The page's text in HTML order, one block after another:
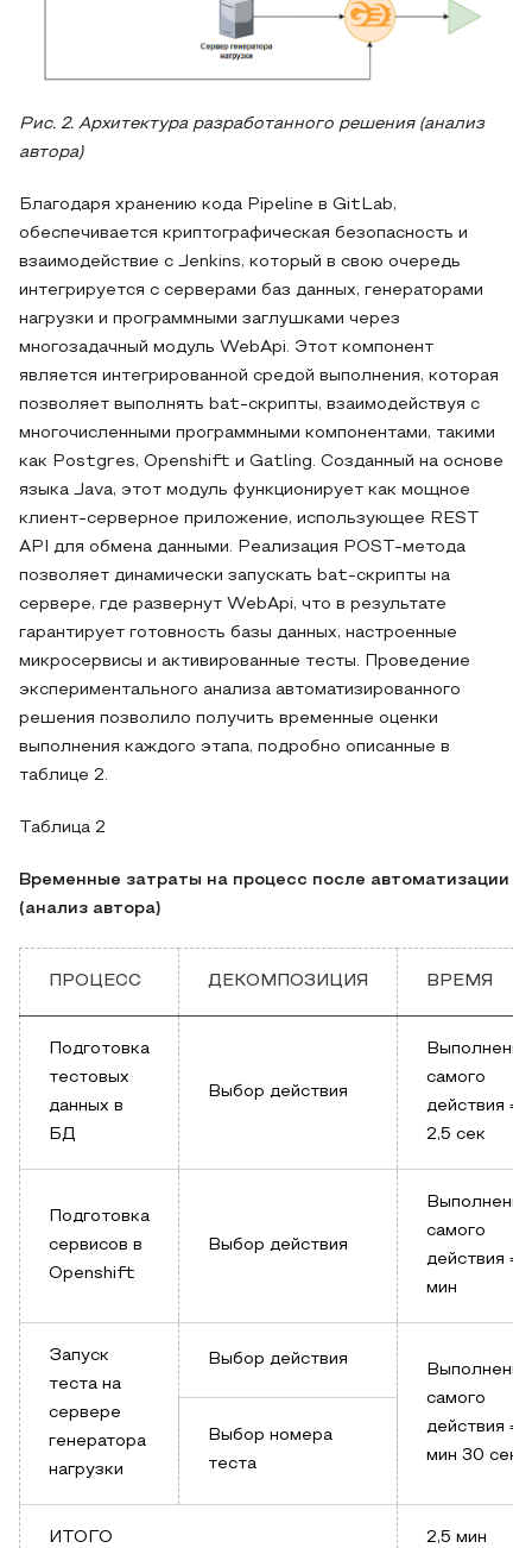
Рис. 2. Архитектура разработанного решения (анализ
автора)
Благодаря хранению кода Pipeline в GitLab,
обеспечивается криптографическая безопасность и
взаимодействие с Jenkins, который в свою очередь
интегрируется с серверами баз данных, генераторами
нагрузки и программными заглушками через
многозадачный модуль WebApi. Этот компонент
является интегрированной средой выполнения, которая
позволяет выполнять bat-скрипты, взаимодействуя с
многочисленными программными компонентами, такими
как Postgres, Openshift и Gatling. Созданный на основе
языка Java, этот модуль функционирует как мощное
клиент-серверное приложение, использующее REST
API для обмена данными. Реализация POST-метода
позволяет динамически запускать bat-скрипты на
сервере, где развернут WebApi, что в результате
гарантирует готовность базы данных, настроенные
микросервисы и активированные тесты. Проведение
экспериментального анализа автоматизированного
решения позволило получить временные оценки
выполнения каждого этапа, подробно описанные в
таблице 2.
Таблица 2
Временные затраты на процесс после автоматизации
(анализ автора)
ПРОЦЕСС ДЕКОМПОЗИЦИЯ ВРЕМЯ
Подготовка
тестовых
данных в
БД
Выбор действия
Выполнение
самого
действия =
2,5 сек
Подготовка
сервисов в
Openshift
Выбор действия
Выполнение
самого
действия = 1
мин
Запуск
теста на
сервере
генератора
нагрузки
Выбор действия
Выполнение
самого
действия = 1
мин 30 сек
Выбор номера
теста
ИТОГО 2,5 мин